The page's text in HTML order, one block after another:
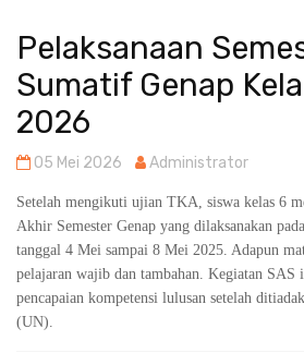
Pelaksanaan
Sumatif Genap
2026
05 Mei 2026 Administrator
Setelah mengikuti ujian TKA, siswa kelas 6
Akhir Semester Genap yang dilaksanakan
tanggal 4 Mei sampai 8 Mei 2025. Adapun
pelajaran wajib dan tambahan. Kegiatan
pencapaian kompetensi lulusan setelah
(UN).